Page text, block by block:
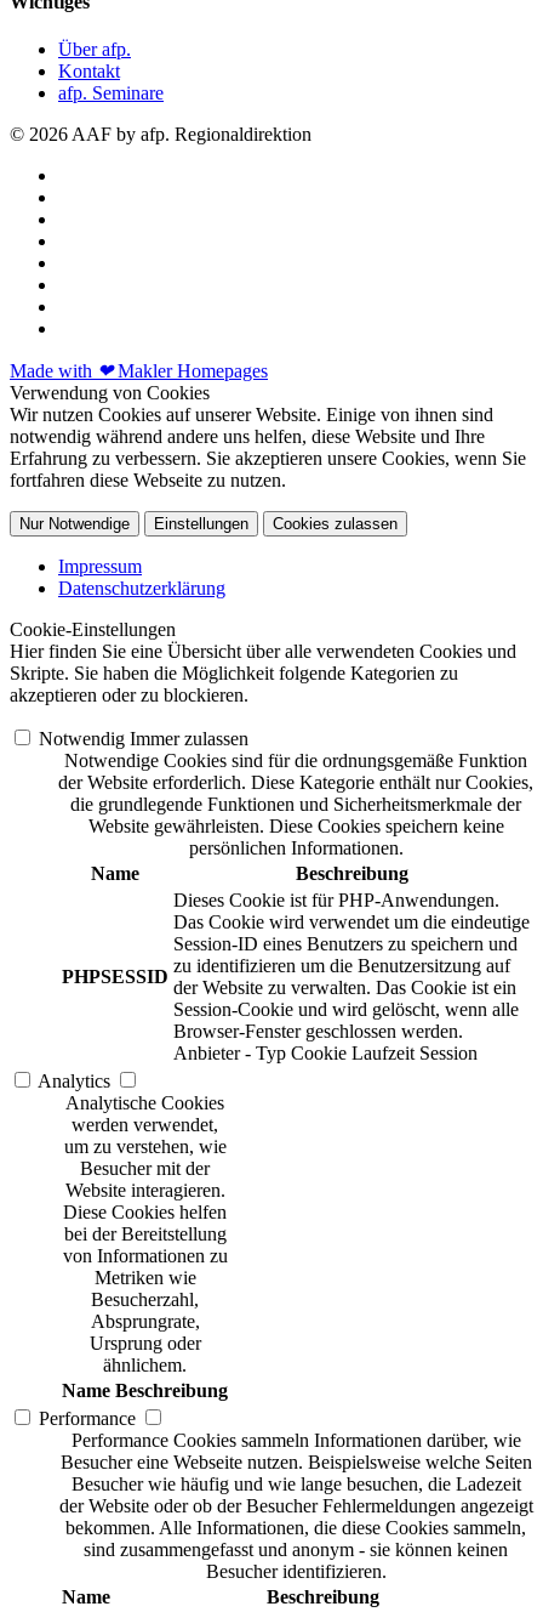
Über afp.
Kontakt
afp. Seminare
© 2026 AAF by afp. Regionaldirektion
Made with ❤Makler Homepages
Verwendung von Cookies
Wir nutzen Cookies auf unserer Website. Einige von ihnen sind
notwendig während andere uns helfen, diese Website und Ihre
Erfahrung zu verbessern. Sie akzeptieren unsere Cookies, wenn Sie
fortfahren diese Webseite zu nutzen.
Nur Notwendige Einstellungen Cookies zulassen
Impressum
Datenschutzerklärung
Cookie-Einstellungen
Hier finden Sie eine Übersicht über alle verwendeten Cookies und
Skripte. Sie haben die Möglichkeit folgende Kategorien zu
akzeptieren oder zu blockieren.
Notwendig Immer zulassen
Notwendige Cookies sind für die ordnungsgemäße Funktion
der Website erforderlich. Diese Kategorie enthält nur Cookies,
die grundlegende Funktionen und Sicherheitsmerkmale der
Website gewährleisten. Diese Cookies speichern keine
persönlichen Informationen.
Name
Beschreibung
PHPSESSID
Dieses Cookie ist für PHP-Anwendungen.
Das Cookie wird verwendet um die eindeutige
Session-ID eines Benutzers zu speichern und
zu identifizieren um die Benutzersitzung auf
der Website zu verwalten. Das Cookie ist ein
Session-Cookie und wird gelöscht, wenn alle
Browser-Fenster geschlossen werden.
Anbieter - Typ Cookie Laufzeit Session
Analytics
Analytische Cookies
werden verwendet,
um zu verstehen, wie
Besucher mit der
Website interagieren.
Diese Cookies helfen
bei der Bereitstellung
von Informationen zu
Metriken wie
Besucherzahl,
Absprungrate,
Ursprung oder
ähnlichem.
Name Beschreibung
Performance
Performance Cookies sammeln Informationen darüber, wie
Besucher eine Webseite nutzen. Beispielsweise welche Seiten
Besucher wie häufig und wie lange besuchen, die Ladezeit
der Website oder ob der Besucher Fehlermeldungen angezeigt
bekommen. Alle Informationen, die diese Cookies sammeln,
sind zusammengefasst und anonym - sie können keinen
Besucher identifizieren.
Name
Beschreibung